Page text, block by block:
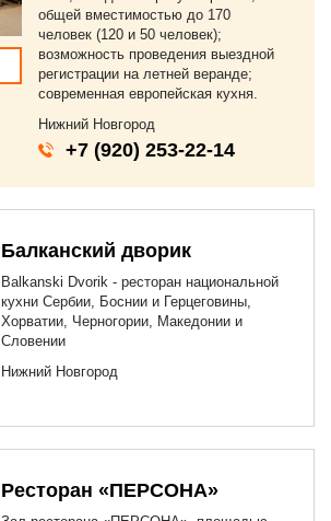
общей вместимостью до 170
человек (120 и 50 человек);
возможность проведения выездной
регистрации на летней веранде;
современная европейская кухня.
Нижний Новгород
+7 (920) 253-22-14
Балканский дворик
Balkanski Dvorik - ресторан национальной
кухни Сербии, Боснии и Герцеговины,
Хорватии, Черногории, Македонии и
Словении
Нижний Новгород
Ресторан «ПЕРСОНА»